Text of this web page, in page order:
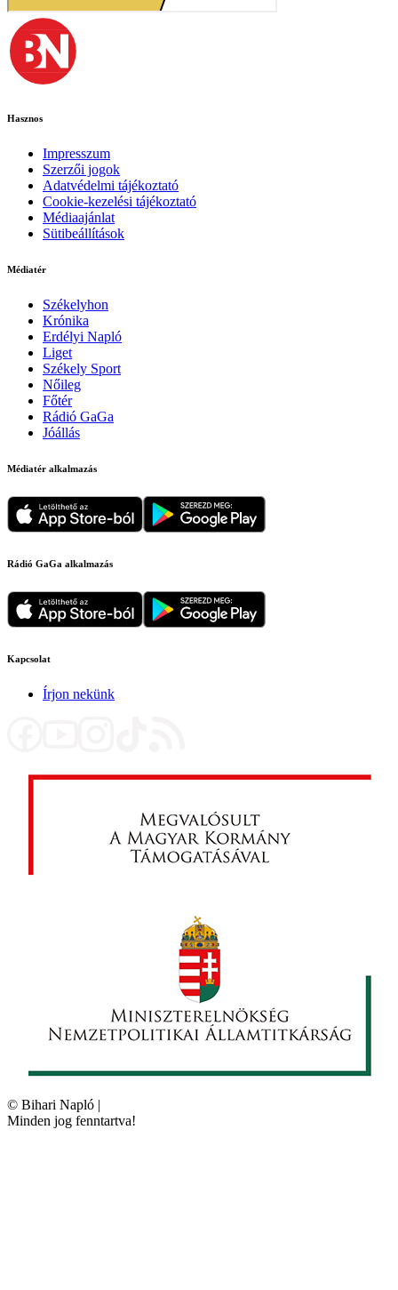
Hasznos
Impresszum
Szerzői jogok
Adatvédelmi tájékoztató
Cookie-kezelési tájékoztató
Médiaajánlat
Sütibeállítások
Médiatér
Székelyhon
Krónika
Erdélyi Napló
Liget
Székely Sport
Nőileg
Főtér
Rádió GaGa
Jóállás
Médiatér alkalmazás
Rádió GaGa alkalmazás
Kapcsolat
Írjon nekünk
© Bihari Napló |
Minden jog fenntartva!